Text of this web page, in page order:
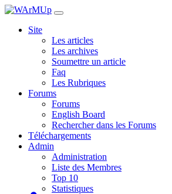
Site
Les articles
Les archives
Soumettre un article
Faq
Les Rubriques
Forums
Forums
English Board
Rechercher dans les Forums
Téléchargements
Admin
Administration
Liste des Membres
Top 10
Statistiques